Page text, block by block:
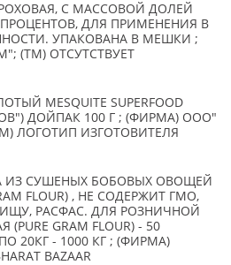
С МАССОВОЙ ДОЛЕЙ
ДЛЯ ПРИМЕНЕНИЯ В
УПАКОВАНА В МЕШКИ ;
(TM) ОТСУТСТВУЕТ
MESQUITE SUPERFOOD
ДОЙПАК 100 Г ; (ФИРМА) ООО"
ЛОГОТИП ИЗГОТОВИТЕЛЯ
ИЗ СУШЕНЫХ БОБОВЫХ ОВОЩЕЙ
FLOUR) , НЕ СОДЕРЖИТ ГМО,
РАСФАС. ДЛЯ РОЗНИЧНОЙ
GRAM FLOUR) - 50
20КГ - 1000 КГ ; (ФИРМА)
BAZAAR